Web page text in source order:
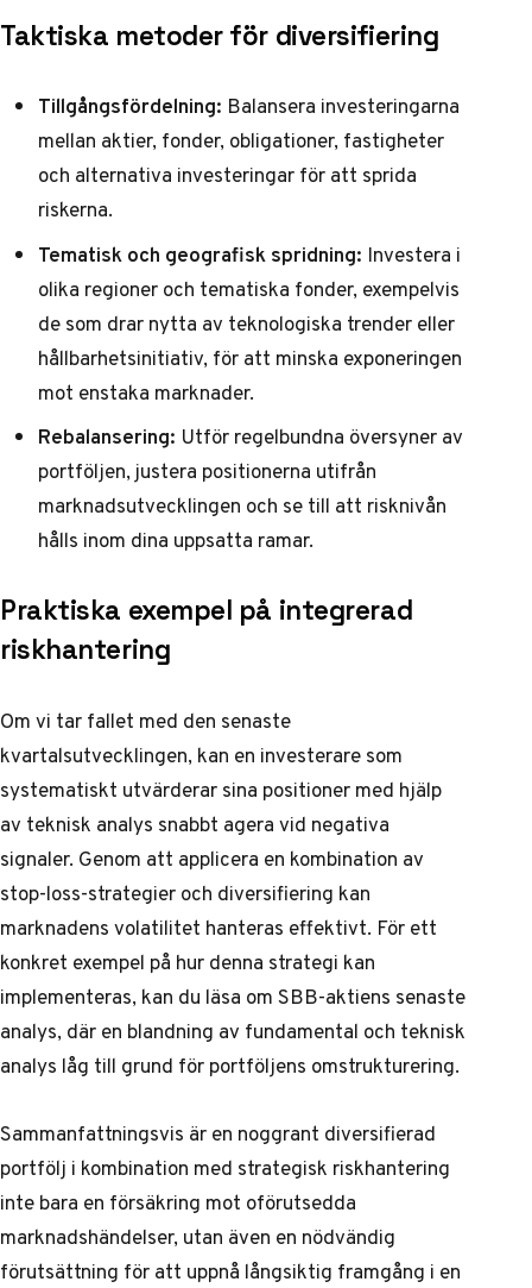
Taktiska metoder för diversifiering
Tillgångsfördelning: Balansera investeringarna
mellan aktier, fonder, obligationer, fastigheter
och alternativa investeringar för att sprida
riskerna.
Tematisk och geografisk spridning: Investera i
olika regioner och tematiska fonder, exempelvis
de som drar nytta av teknologiska trender eller
hållbarhetsinitiativ, för att minska exponeringen
mot enstaka marknader.
Rebalansering: Utför regelbundna översyner av
portföljen, justera positionerna utifrån
marknadsutvecklingen och se till att risknivån
hålls inom dina uppsatta ramar.
Praktiska exempel på integrerad
riskhantering
Om vi tar fallet med den senaste
kvartalsutvecklingen, kan en investerare som
systematiskt utvärderar sina positioner med hjälp
av teknisk analys snabbt agera vid negativa
signaler. Genom att applicera en kombination av
stop-loss-strategier och diversifiering kan
marknadens volatilitet hanteras effektivt. För ett
konkret exempel på hur denna strategi kan
implementeras, kan du läsa omSBB-aktiens senaste
analys, där en blandning av fundamental och teknisk
analys låg till grund för portföljens omstrukturering.
Sammanfattningsvis är en noggrant diversifierad
portfölj i kombination med strategisk riskhantering
inte bara en försäkring mot oförutsedda
marknadshändelser, utan även en nödvändig
förutsättning för att uppnå långsiktig framgång i en